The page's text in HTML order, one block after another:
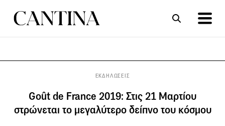
ΕΚΔΗΛΩΣΕΙΣ
Goût de France 2019: Στις 21 Μαρτίου
στρώνεται το μεγαλύτερο δείπνο του κόσμου